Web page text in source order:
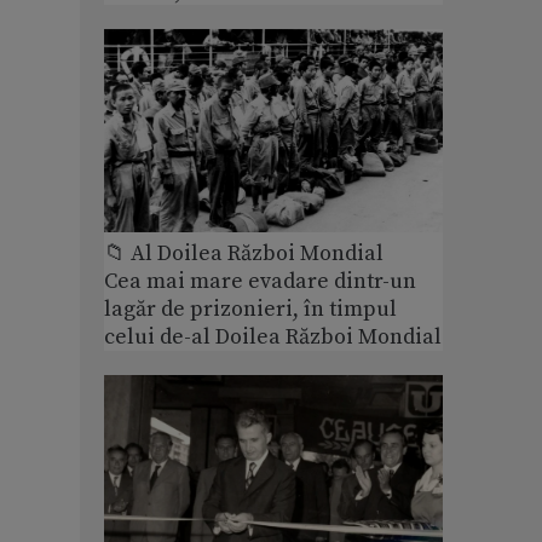
📁 Al Doilea Război Mondial
Cea mai mare evadare dintr-un
lagăr de prizonieri, în timpul
celui de-al Doilea Război Mondial